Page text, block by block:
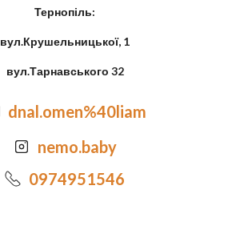
Тернопіль:
вул.Крушельницької, 1
вул.Тарнавського 32
dnal.omen%40liam
nemo.baby
0974951546